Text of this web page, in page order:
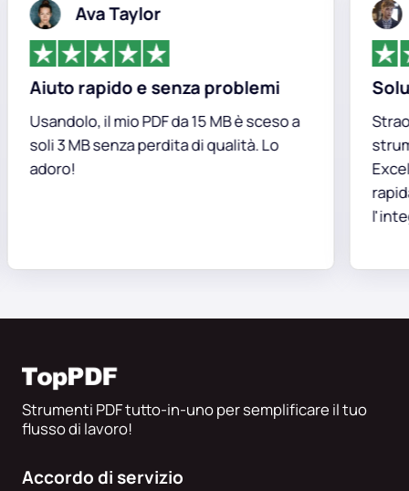
Ava Taylor
Aiuto rapido e senza problemi
Usandolo, il mio PDF da 15 MB è sceso a
soli 3 MB senza perdita di qualità. Lo
adoro!
Excel
Strumenti PDF tutto-in-uno per semplificare il tuo
flusso di lavoro!
Accordo di servizio